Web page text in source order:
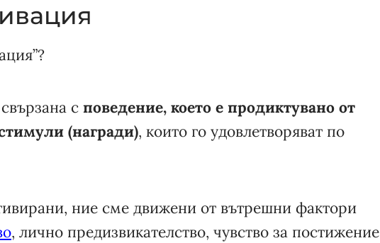
с поведение, което е продиктувано от
(награди), които го удовлетворяват по
ние сме движени от вътрешни фактори
, лично предизвикателство, чувство за постижение